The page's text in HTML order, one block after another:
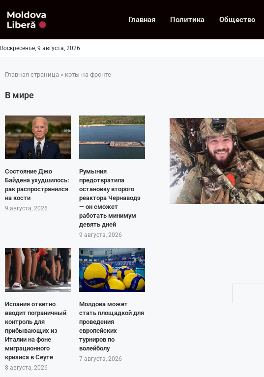
Главная Политика Общество
Воскресенье, 9 августа, 2026
Главная страница » коты на фронте
В мире
Состояние Джо
Байдена ухудшилось:
рак распространился
на кости
9 августа, 2026
Румыния
предотвратила
остановку второго
реактора Чернаводэ
— он сможет
работать минимум
девять дней
9 августа, 2026
Испания ответно
вводит пограничный
контроль для
прибывающих из
Италии на фоне
миграционного
кризиса в Сеуте
8 августа, 2026
Молдова может
стать площадкой для
проведения
европейских
турниров по
волейболу
7 августа, 2026